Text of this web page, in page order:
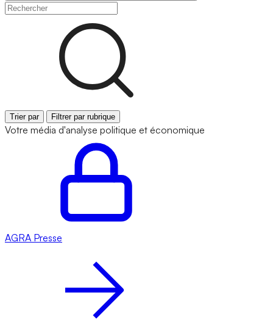
Trier par Filtrer par rubrique
Votre média d'analyse politique et économique
AGRA Presse